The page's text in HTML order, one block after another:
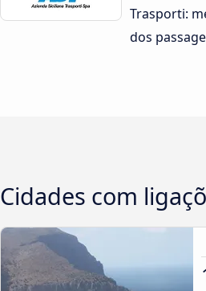
Trasporti:
dos
Cidades com